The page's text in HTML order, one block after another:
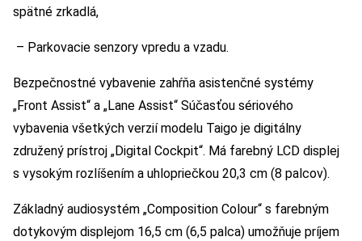
spätné zrkadlá,
– Parkovacie senzory vpredu a vzadu.
Bezpečnostné vybavenie zahŕňa asistenčné systémy
„Front Assist“ a „Lane Assist“ Súčasťou sériového
vybavenia všetkých verzií modelu Taigo je digitálny
združený prístroj „Digital Cockpit“. Má farebný LCD displej
s vysokým rozlíšením a uhlopriečkou 20,3 cm (8 palcov).
Základný audiosystém „Composition Colour“ s farebným
dotykovým displejom 16,5 cm (6,5 palca) umožňuje príjem